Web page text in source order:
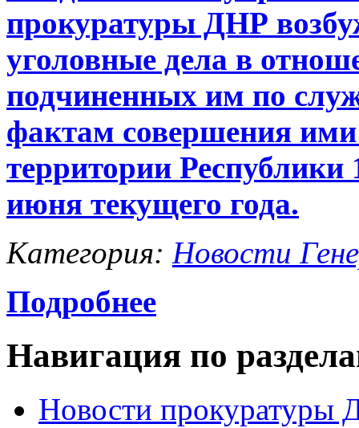
прокуратуры ДНР
уголовные дела в
подчиненных им по
фактам совершения ими
территории
июня текущего года.
Категория: Новости
Подробнее
Навигация по
Новости прокуратуры